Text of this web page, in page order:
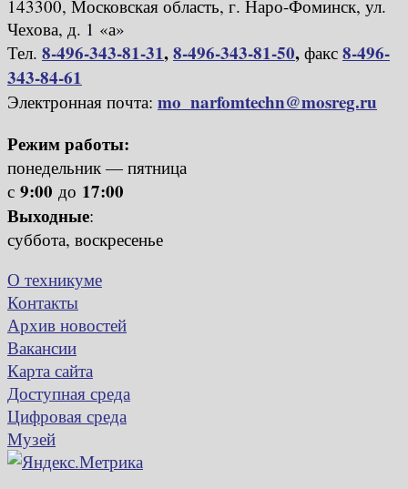
143300, Московская область, г. Наро-Фоминск, ул.
Чехова, д. 1 «а»
Тел. 8-496-343-81-31,8-496-343-81-50, факс 8-496-
343-84-61
Электронная почта: mo_narfomtechn@mosreg.ru
Режим работы:
понедельник — пятница
с 9:00 до 17:00
Выходные:
суббота, воскресенье
О техникуме
Контакты
Архив новостей
Вакансии
Карта сайта
Доступная среда
Цифровая среда
Музей